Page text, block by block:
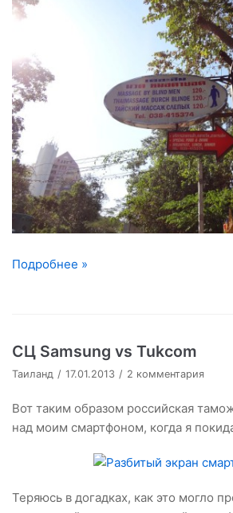
Подробнее »
СЦ Samsung vs Tukcom
Таиланд 17.01.2013 2 комментария
Вот таким образом российская
над моим смартфоном, когда я
Теряюсь в догадках, как это могло